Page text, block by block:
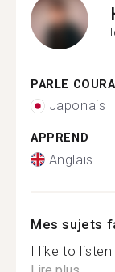
PARLE
Japonais
APPREND
Anglais
Mes sujets
I like to